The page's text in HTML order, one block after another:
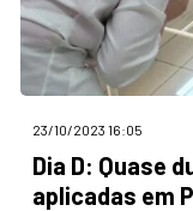
23/10/2023 16:05
Dia D: Quase
aplicadas em